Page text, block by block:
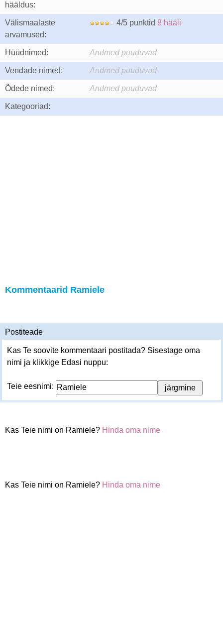
hääldus:
Välismaalaste
arvamused:
4/5 punktid 8 hääli
Hüüdnimed: Andmed puuduvad
Vendade nimed: Andmed puuduvad
Õdede nimed: Andmed puuduvad
Kategooriad:
Kommentaarid Ramiele
Postiteade
Kas Te soovite kommentaari postitada? Sisestage oma
nimi ja klikkige Edasi nuppu:
Teie eesnimi:
Kas Teie nimi on Ramiele? Hinda oma nime
Kas Teie nimi on Ramiele? Hinda oma nime